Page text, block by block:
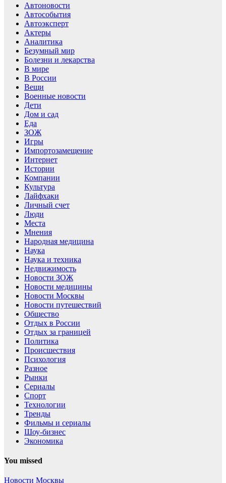
Автоновости
Автособытия
Автоэксперт
Актеры
Аналитика
Безумный мир
Болезни и лекарства
В мире
В России
Вещи
Военные новости
Дети
Дом и сад
Еда
ЗОЖ
Игры
Импортозамещение
Интернет
Истории
Компании
Культура
Лайфхаки
Личный счет
Люди
Места
Мнения
Народная медицина
Наука
Наука и техника
Недвижимость
Новости ЗОЖ
Новости медицины
Новости Москвы
Новости путешествий
Общество
Отдых в России
Отдых за границей
Политика
Происшествия
Психология
Разное
Рынки
Сериалы
Спорт
Технологии
Тренды
Фильмы и сериалы
Шоу-бизнес
Экономика
You missed
Новости Москвы